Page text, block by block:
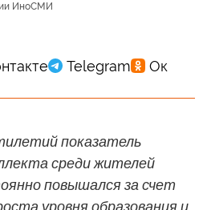
ИноСМИ
показатель
среди жителей
повышался за счет
уровня образования и